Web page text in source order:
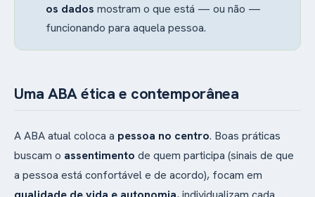
os dados mostram o que está — ou não —
funcionando para aquela pessoa.
Uma ABA ética e contemporânea
A ABA atual coloca a pessoa no centro. Boas práticas
buscam o assentimento de quem participa (sinais de que
a pessoa está confortável e de acordo), focam em